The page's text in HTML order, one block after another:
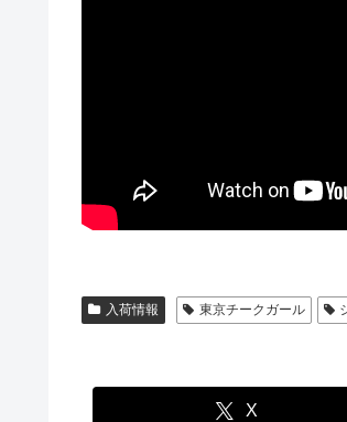
入荷情報 東京チークガール
X